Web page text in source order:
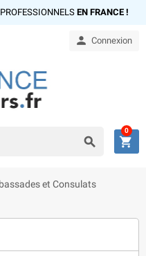
EN FRANCE !
 Connexion
 
0
et Consulats